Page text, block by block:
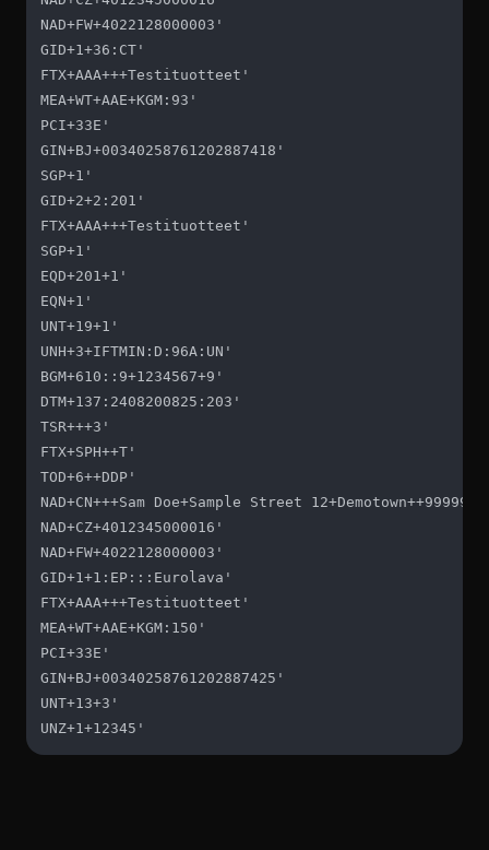
NAD+FW+4022128000003'
GID+1+36:CT'
FTX+AAA+++Testituotteet'
MEA+WT+AAE+KGM:93'
PCI+33E'
GIN+BJ+00340258761202887418'
SGP+1'
GID+2+2:201'
FTX+AAA+++Testituotteet'
SGP+1'
EQD+201+1'
EQN+1'
UNT+19+1'
UNH+3+IFTMIN:D:96A:UN'
BGM+610::9+1234567+9'
DTM+137:2408200825:203'
TSR+++3'
FTX+SPH++T'
TOD+6++DDP'
NAD+CN+++Sam Doe+Sample Street
NAD+CZ+4012345000016'
NAD+FW+4022128000003'
GID+1+1:EP:::Eurolava'
FTX+AAA+++Testituotteet'
MEA+WT+AAE+KGM:150'
PCI+33E'
GIN+BJ+00340258761202887425'
UNT+13+3'
UNZ+1+12345'